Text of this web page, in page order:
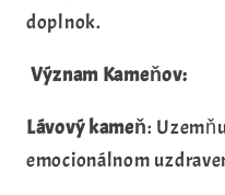
doplnok.
Význam Kameňov:
Lávový kameň:
emocionálnom